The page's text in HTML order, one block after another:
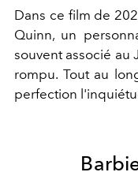
Dans ce film de
Quinn, un
souvent associé au
rompu. Tout au
perfection